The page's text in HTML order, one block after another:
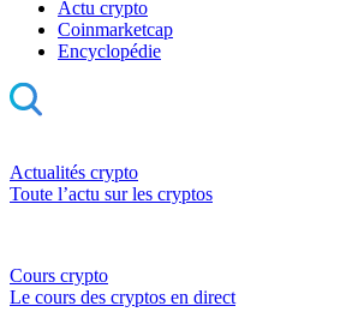
Actu crypto
Coinmarketcap
Encyclopédie
Actualités crypto
Toute l’actu sur les cryptos
Cours crypto
Le cours des cryptos en direct